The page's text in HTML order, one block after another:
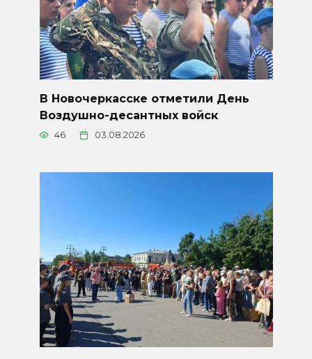
В Новочеркасске отметили День
Воздушно-десантных войск
46 03.08.2026